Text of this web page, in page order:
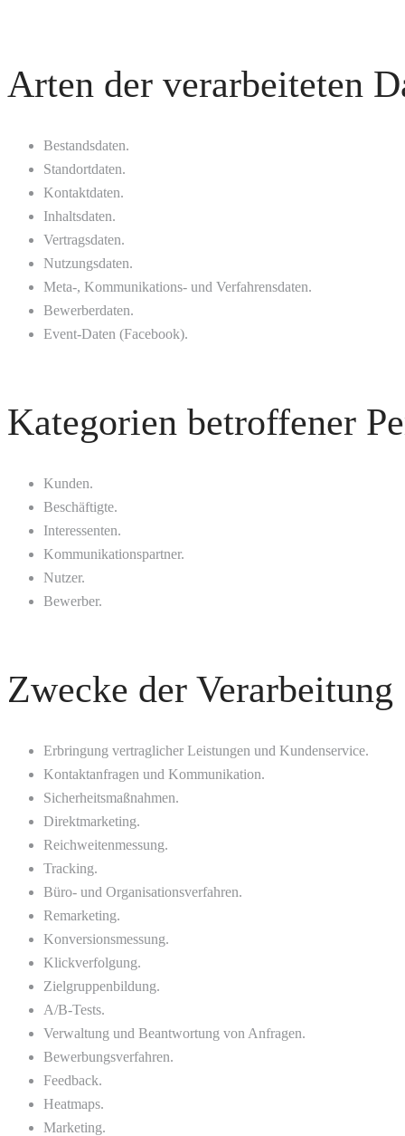
Arten der verarbeiteten
Bestandsdaten.
Standortdaten.
Kontaktdaten.
Inhaltsdaten.
Vertragsdaten.
Nutzungsdaten.
Meta-, Kommunikations- und Verfahrensdaten.
Bewerberdaten.
Event-Daten (Facebook).
Kategorien betroffener
Kunden.
Beschäftigte.
Interessenten.
Kommunikationspartner.
Nutzer.
Bewerber.
Zwecke der Verarbeitung
Erbringung vertraglicher Leistungen und Kundenservice.
Kontaktanfragen und Kommunikation.
Sicherheitsmaßnahmen.
Direktmarketing.
Reichweitenmessung.
Tracking.
Büro- und Organisationsverfahren.
Remarketing.
Konversionsmessung.
Klickverfolgung.
Zielgruppenbildung.
A/B-Tests.
Verwaltung und Beantwortung von Anfragen.
Bewerbungsverfahren.
Feedback.
Heatmaps.
Marketing.